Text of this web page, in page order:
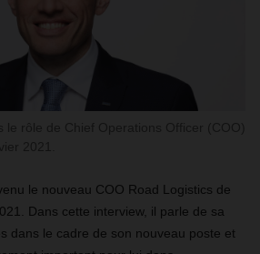
le nouveau COO Road Logistics de
Dans cette interview, il parle de sa
dans le cadre de son nouveau poste et